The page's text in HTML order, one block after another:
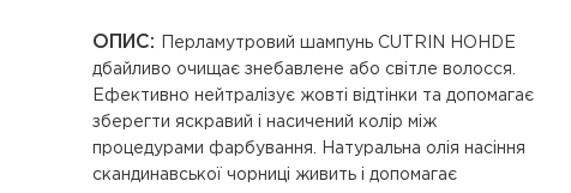
ОПИС:
Перламутровий шампунь CUTRIN HOHDE
дбайливо очищає знебавлене або світле волосся.
Ефективно нейтралізує жовті відтінки та допомагає
зберегти яскравий і насичений колір між
процедурами фарбування. Натуральна олія насіння
скандинавської чорниці живить і допомагає
рослинного походження миттєво зволожують
волосся з тривалим ефектом. Містить UVA та UVB